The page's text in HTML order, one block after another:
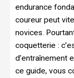
endurance
coureur peut
novices.
coquetterie :
d’entraînement
ce guide, vous